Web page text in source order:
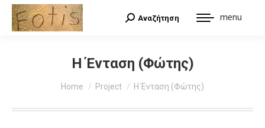
menu
Search:
Αναζήτηση
Η Ένταση (Φώτης)
You are here:
Home Project Η Ένταση (Φώτης)